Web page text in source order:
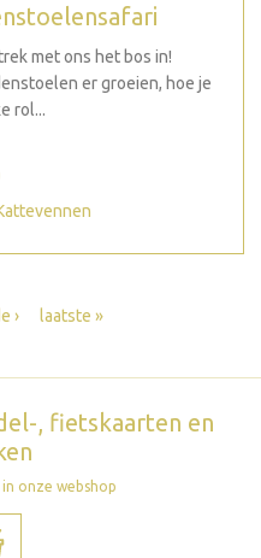
met ons het bos in!
er groeien, hoe je
rol...
› laatste »
, fietskaarten en
onze webshop